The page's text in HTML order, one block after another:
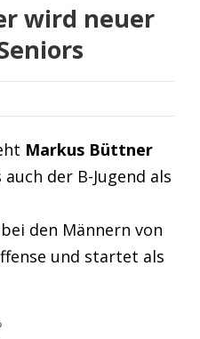
wird neuer
Markus Büttner
der B-Jugend als
den Männern von
und startet als